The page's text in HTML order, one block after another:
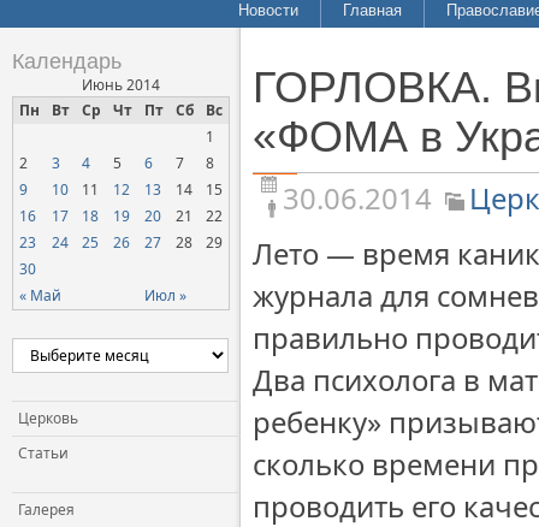
Новости
Межконфессиональные
отношения
Нарушения прав
верующих
Официальная хроника
СОЦИАЛЬНОЕ
Церковь и власть
Церковь и общество
Церковь и СМИ
Главная
История
Хроники
Календарь
Июнь 2014
Пн
Вт Ср Чт Пт Сб Вс
« Май Июл »
1
2
3 4 5 6 7
8
9
10 11 12 13 14
15
16
17 18 19 20 21
22
23
24 25 26 27 28
29
30
Церковь
Статьи
Галерея
ГОРЛОВКА.
«ФОМА в
30.06.2014
Лето ― время
журнала для
правильно
Два психолога в
ребенку»
сколько времени
проводить его